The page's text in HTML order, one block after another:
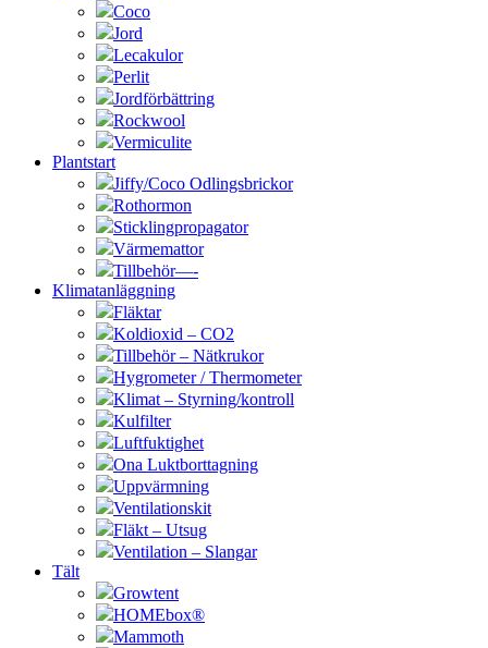
Coco
Jord
Lecakulor
Perlit
Jordförbättring
Rockwool
Vermiculite
Plantstart
Jiffy/Coco Odlingsbrickor
Rothormon
Sticklingpropagator
Värmemattor
Tillbehör—-
Klimatanläggning
Fläktar
Koldioxid – CO2
Tillbehör – Nätkrukor
Hygrometer / Thermometer
Klimat – Styrning/kontroll
Kulfilter
Luftfuktighet
Ona Luktborttagning
Uppvärmning
Ventilationskit
Fläkt – Utsug
Ventilation – Slangar
Tält
Growtent
HOMEbox®
Mammoth